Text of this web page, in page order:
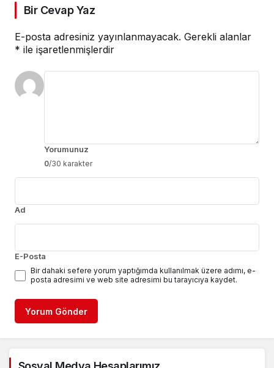
Bir Cevap Yaz
E-posta adresiniz yayınlanmayacak. Gerekli alanlar
* ile işaretlenmişlerdir
Yorumunuz
0/30 karakter
Ad
E-Posta
Bir dahaki sefere yorum yaptığımda kullanılmak üzere adımı, e-
posta adresimi ve web site adresimi bu tarayıcıya kaydet.
Yorum Gönder